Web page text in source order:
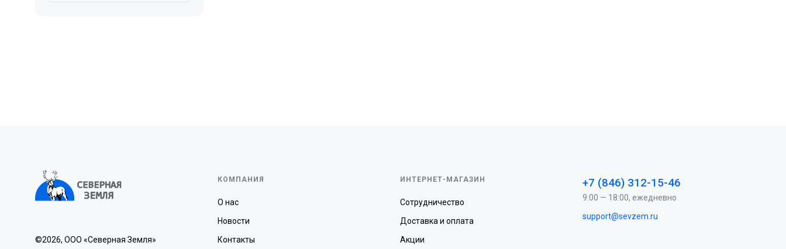
©2026, ООО «Северная Земля»
КОМПАНИЯ
О нас
Новости
Контакты
ИНТЕРНЕТ-МАГАЗИН
Сотрудничество
Доставка и оплата
Акции
+7 (846) 312-15-46
9:00 — 18:00, ежедневно
support@sevzem.ru